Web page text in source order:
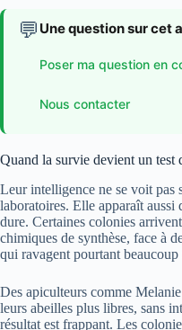
💬 Une question sur cet
Poser ma question en
Nous contacter
Quand la survie devient un test
Leur intelligence ne se voit pas
laboratoires. Elle apparaît aussi
dure. Certaines colonies
chimiques de synthèse, face à
qui ravagent pourtant beaucoup
Des apiculteurs comme
leurs abeilles plus libres, sans
résultat est frappant. Les